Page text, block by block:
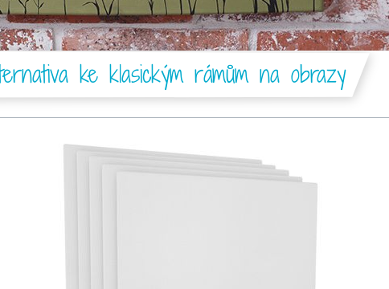
ke klasickým rámům na obrazy